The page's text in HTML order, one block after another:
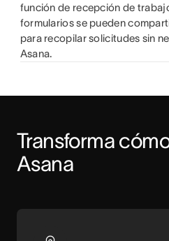
función de recepción de
formularios se pueden
para recopilar solicitudes sin
Asana.
Transforma
Asana